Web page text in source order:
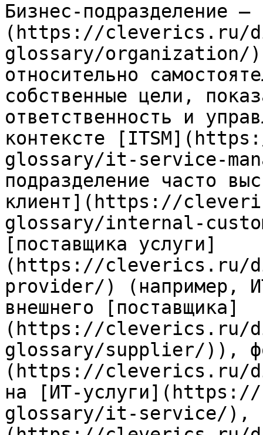
Бизнес-подразделение
(https://cleverics.ru/
glossary/organization/),
относительно
собственные цели,
ответственность и
контексте
glossary/it-service-
подразделение часто
клиент](https://
glossary/internal-
[поставщика услуги]
(https://cleverics.ru/
provider/) (например,
внешнего [поставщика]
(https://cleverics.ru/
glossary/supplier/)),
(https://cleverics.ru/
на [ИТ-
glossary/it-service/),